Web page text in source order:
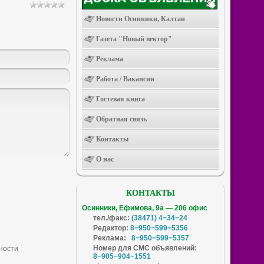
Новости Осинники, Калтан
Газета "Новый вектор"
Реклама
Работа / Вакансии
Гостевая книга
Обратная связь
Контакты
О нас
КОНТАКТЫ
Осинники, Ефимова, 9а — 206 офис
тел./факс: (38471) 4−34−24
Редактор: 8−950−599−5356
Реклама:
8−950−599−5357
Номер для СМС объявлений:
8−905−904−1551